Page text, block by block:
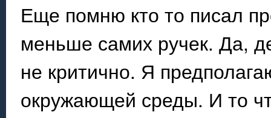
Еще помню кто то писал
меньше самих ручек. Да,
не критично. Я
окружающей среды. И то